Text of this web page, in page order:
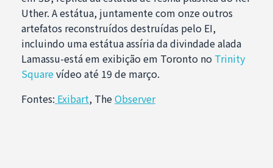
Uther. A estátua, juntamente com onze outros
artefatos reconstruídos destruídas pelo EI,
incluindo uma estátua assíria da divindade alada
Lamassu-está em exibição em Toronto no Trinity
Squarevídeo até 19 de março.
Fontes: Exibart, TheObserver